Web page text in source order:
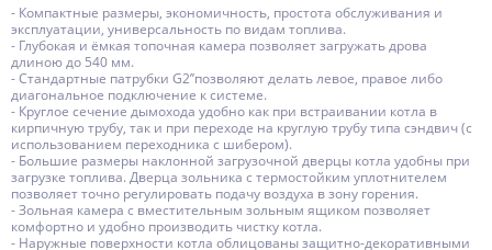
- Компактные размеры, экономичность, простота обслуживания и
эксплуатации, универсальность по видам топлива.
- Глубокая и ёмкая топочная камера позволяет загружать дрова
длиною до 540 мм.
- Стандартные патрубки G2’’позволяют делать левое, правое либо
диагональное подключение к системе.
- Круглое сечение дымохода удобно как при встраивании котла в
кирпичную трубу, так и при переходе на круглую трубу типа сэндвич (с
использованием переходника с шибером).
- Большие размеры наклонной загрузочной дверцы котла удобны при
загрузке топлива. Дверца зольника с термостойким уплотнителем
позволяет точно регулировать подачу воздуха в зону горения.
- Зольная камера с вместительным зольным ящиком позволяет
комфортно и удобно производить чистку котла.
- Наружные поверхности котла облицованы защитно-декоративными